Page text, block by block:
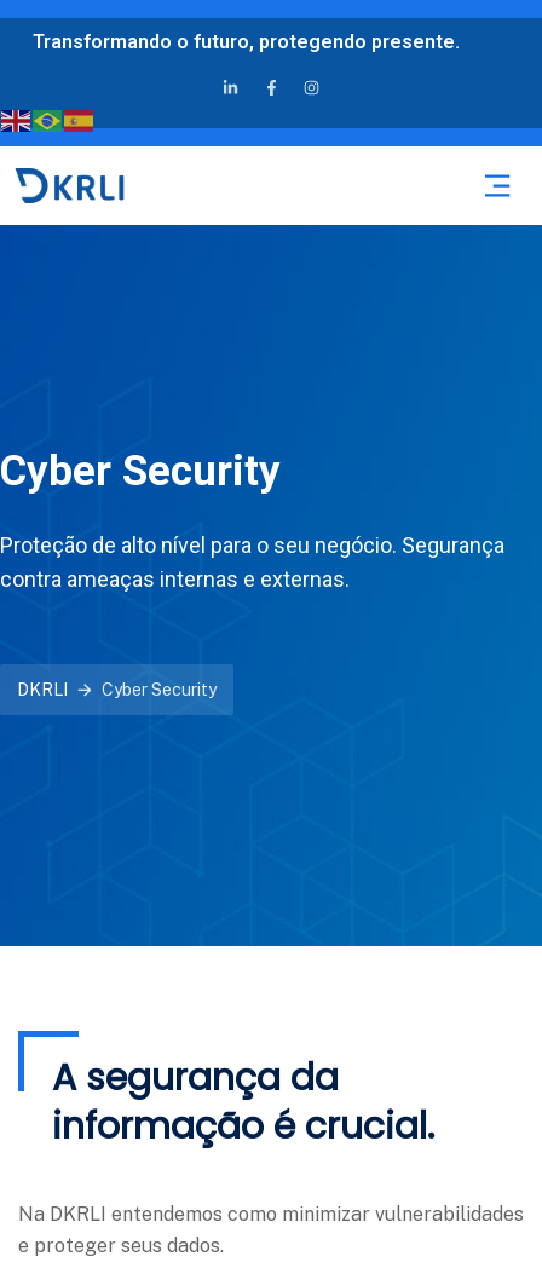
Transformando o futuro, protegendo presente.
Cyber Security
Proteção de alto nível para o seu negócio. Segurança
contra ameaças internas e externas.
DKRLI Cyber Security
A segurança da
informação é crucial.
Na DKRLI entendemos como minimizar vulnerabilidades
e proteger seus dados.